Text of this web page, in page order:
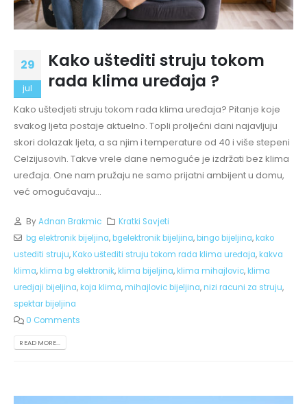
29
jul
Kako uštediti struju tokom
rada klima uređaja ?
Kako uštedjeti struju tokom rada klima uređaja? Pitanje koje
svakog ljeta postaje aktuelno. Topli proljećni dani najavljuju
skori dolazak ljeta, a sa njim i temperature od 40 i više stepeni
Celzijusovih. Takve vrele dane nemoguće je izdržati bez klima
uređaja. One nam pružaju ne samo prijatni ambijent u domu,
već omogućavaju...
ByAdnan Brakmic
Kratki Savjeti
bg elektronik bijeljina,bgelektronik bijeljina,bingo bijeljina,kako
ustediti struju,Kako uštediti struju tokom rada klima uređaja,kakva
klima,klima bg elektronik,klima bijeljina,klima mihajlovic,klima
uredjaji bijeljina,koja klima,mihajlovic bijeljina,nizi racuni za struju,
spektar bijeljina
0 Comments
READ MORE...